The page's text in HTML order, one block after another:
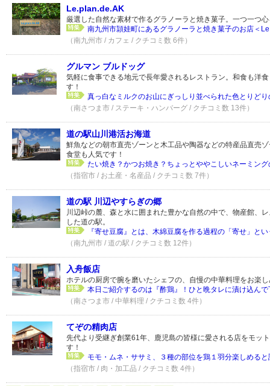
Le.plan.de.AK
厳選した自然な素材で作るグラノーラと焼き菓子。一つ一つ
南九州市頴娃町にあるグラノーラと焼き菓子のお店＜
（南九州市 / カフェ / クチコミ数 6件）
グルマン ブルドッグ
気軽に食事できる地元で長年愛されるレストラン。和食も洋
す！
真っ白なミルクのお山にぎっしり並べられた色とりど
（南さつま市 / ステーキ・ハンバーグ / クチコミ数 13件）
道の駅山川港活お海道
鮮魚などの朝市直売ゾーンと木工品や陶器などの特産品直売
食堂も人気です！
たい焼き？かつお焼き？ちょっとややこしいネーミン
（指宿市 / お土産・名産品 / クチコミ数 7件）
道の駅 川辺やすらぎの郷
川辺峠の麓、森と水に囲まれた豊かな自然の中で、物産館、
した道の駅。
『寄せ豆腐』とは、木綿豆腐を作る過程の「寄せ」と
（南九州市 / 道の駅 / クチコミ数 12件）
入舟飯店
ホテルの厨房で腕を磨いたシェフの、自慢の中華料理をお楽
本日ご紹介するのは『酢鶏』！ひと晩タレに漬け込ん
（南さつま市 / 中華料理 / クチコミ数 4件）
てぞの精肉店
先代より受継ぎ創業61年、鹿児島の皆様に愛される店をモッ
す！
モモ・ムネ・ササミ、３種の部位を鶏１羽分楽しめる
（指宿市 / 肉・加工品 / クチコミ数 4件）